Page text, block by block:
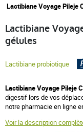
Lactibiane Voyage Pileje
Lactibiane
gélules
Lactibiane probiotique
Lactibiane Voyage Pileje
digestif lors de vos
notre pharmacie en ligne
Voir la description